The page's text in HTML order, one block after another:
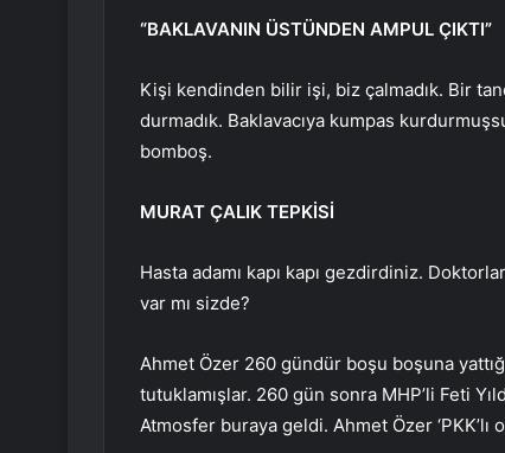
“BAKLAVANIN ÜSTÜNDEN AMPUL ÇIKTI”
Kişi kendinden bilir işi, biz çalmadık. Bir
durmadık. Baklavacıya kumpas
bomboş.
MURAT ÇALIK TEPKİSİ
Hasta adamı kapı kapı gezdirdiniz. Doktorlar
var mı sizde?
Ahmet Özer 260 gündür boşu boşuna yatt
tutuklamışlar. 260 gün sonra MHP’li Feti Yıld
Atmosfer buraya geldi. Ahmet Özer ‘PKK’lı